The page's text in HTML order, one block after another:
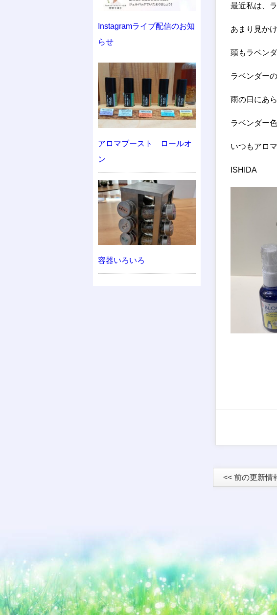
最近私は、
あまり見か
頭もラベン
ラベンダー
雨の日にあ
ラベンダー
いつもアロ
ISHIDA
<< 前の更新情
Instagramライブ配信のお知
らせ
アロマブースト ロールオ
ン
容器いろいろ